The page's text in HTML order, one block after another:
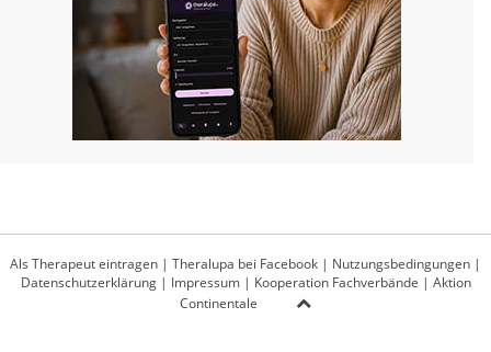
Als Therapeut eintragen | Theralupa bei Facebook | Nutzungsbedingungen |
Datenschutzerklärung| Impressum| Kooperation Fachverbände | Aktion
Continentale